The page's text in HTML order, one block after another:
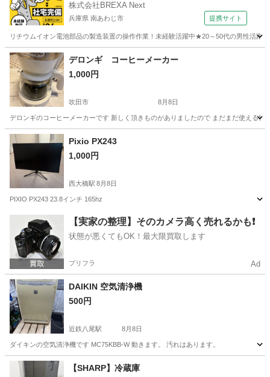
株式会社BREXA Next
兵庫県 南あわじ市 提携サイト
リチウムイオン電池部品の製造装置の操作作業！未経験活躍中★20～50代の男性活
兵庫 南あわじ市 その他
デロンギ コーヒーメーカー
1,000円
吹田市 8月8日
デロンギのコーヒーメーカーです 新しく頂きものがありましたので まだまだ使える物
大阪 吹田市
Pixio PX243
1,000円
西大橋駅 8月8日
PIXIO PX243 23.8インチ 165hz
西大橋駅 その他
【実家の整理】そのカメラ高く売れるかも❗️
状態が悪くてもOK！最大限買取します
プリフラ Ad
DAIKIN 空気清浄機
500円
近鉄八尾駅 8月8日
ダイキンの空気清浄機です MC75KBB-W 動きます。 汚れはあります。
大阪 八尾市 近鉄八尾駅 季節、空調家電
【SHARP】冷蔵庫